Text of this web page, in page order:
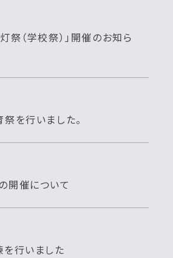
祭（学校祭）」開催のお知ら
を行いました。
開催について
を行いました